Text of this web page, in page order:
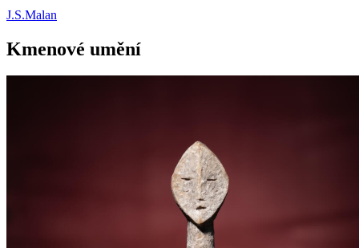
J.S.Malan
Kmenové umění